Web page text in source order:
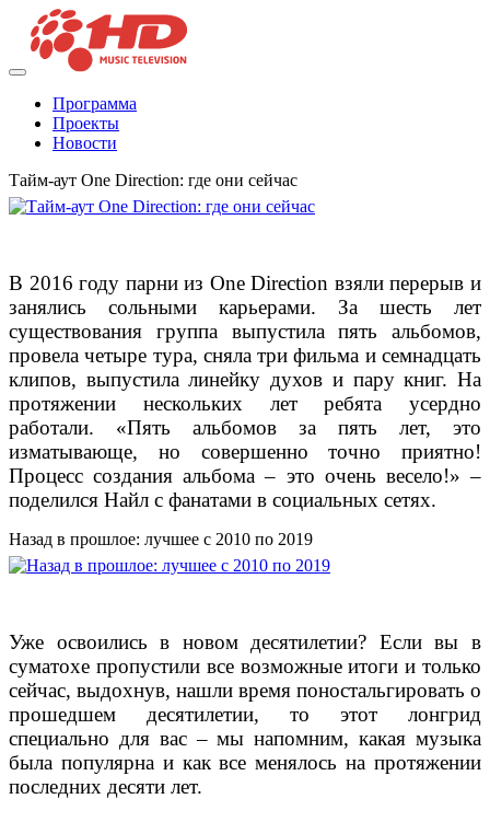
Программа
Проекты
Новости
Тайм-аут One Direction: где они сейчас
В 2016 году парни из One Direction взяли перерыв и
занялись сольными карьерами. За шесть лет
существования группа выпустила пять альбомов,
провела четыре тура, сняла три фильма и семнадцать
клипов, выпустила линейку духов и пару книг. На
протяжении нескольких лет ребята усердно
работали. «Пять альбомов за пять лет, это
изматывающе, но совершенно точно приятно!
Процесс создания альбома – это очень весело!» –
поделился Найл с фанатами в социальных сетях.
Назад в прошлое: лучшее с 2010 по 2019
Уже освоились в новом десятилетии? Если вы в
суматохе пропустили все возможные итоги и только
сейчас, выдохнув, нашли время поностальгировать о
прошедшем десятилетии, то этот лонгрид
специально для вас – мы напомним, какая музыка
была популярна и как все менялось на протяжении
последних десяти лет.